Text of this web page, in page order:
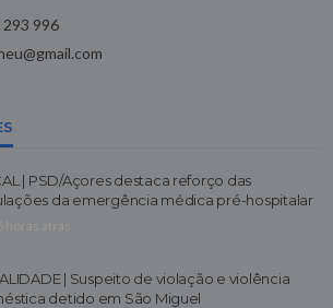
996
| PSD/Açores destaca reforço das
da emergência médica pré-hospitalar
| Suspeito de violação e violência
detido em São Miguel